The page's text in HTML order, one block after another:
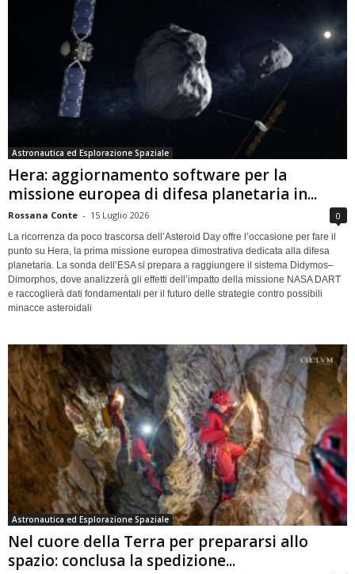
Astronautica ed Esplorazione Spaziale
Hera: aggiornamento software per la
missione europea di difesa planetaria in...
Rossana Conte - 15 Luglio 2026 0
La ricorrenza da poco trascorsa dell’Asteroid Day offre l’occasione per fare il
punto su Hera, la prima missione europea dimostrativa dedicata alla difesa
planetaria. La sonda dell’ESA si prepara a raggiungere il sistema Didymos–
Dimorphos, dove analizzerà gli effetti dell’impatto della missione NASA DART
e raccoglierà dati fondamentali per il futuro delle strategie contro possibili
minacce asteroidali
Astronautica ed Esplorazione Spaziale
Nel cuore della Terra per prepararsi allo
spazio: conclusa la spedizione...